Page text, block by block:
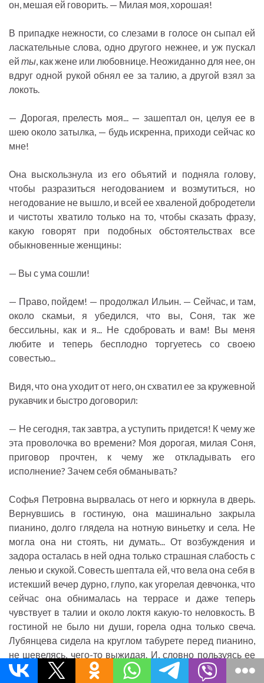
он, мешая ей говорить. — Милая моя, хорошая!
В припадке нежности, со слезами в голосе он сыпал ей
ласкательные слова, одно другого нежнее, и уж пускал
ей ты, как жене или любовнице. Неожиданно для нее, он
вдруг одной рукой обнял ее за талию, а другой взял за
локоть.
— Дорогая, прелесть моя... — зашептал он, целуя ее в
шею около затылка, — будь искренна, приходи сейчас ко
мне!
Она выскользнула из его объятий и подняла голову,
чтобы разразиться негодованием и возмутиться, но
негодование не вышло, и всей ее хваленой добродетели
и чистоты хватило только на то, чтобы сказать фразу,
какую говорят при подобных обстоятельствах все
обыкновенные женщины:
— Вы с ума сошли!
— Право, пойдем! — продолжал Ильин. — Сейчас, и там,
около скамьи, я убедился, что вы, Соня, так же
бессильны, как и я... Не сдобровать и вам! Вы меня
любите и теперь бесплодно торгуетесь со своею
совестью...
Видя, что она уходит от него, он схватил ее за кружевной
рукавчик и быстро договорил:
— Не сегодня, так завтра, а уступить придется! К чему же
эта проволочка во времени? Моя дорогая, милая Соня,
приговор прочтен, к чему же откладывать его
исполнение? Зачем себя обманывать?
Софья Петровна вырвалась от него и юркнула в дверь.
Вернувшись в гостиную, она машинально закрыла
пианино, долго глядела на нотную виньетку и села. Не
могла она ни стоять, ни думать... От возбуждения и
задора осталась в ней одна только страшная слабость с
ленью и скукой. Совесть шептала ей, что вела она себя в
истекший вечер дурно, глупо, как угорелая девчонка, что
сейчас она обнималась на террасе и даже теперь
чувствует в талии и около локтя какую-то неловкость. В
гостиной не было ни души, горела одна только свеча.
Лубянцева сидела на круглом табурете перед пианино,
не шевелясь, чего-то выжидая. И, словно пользуясь ее
крайним изнеможением и темнотой, ею начало